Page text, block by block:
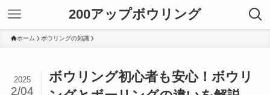
200アップボウリング
ホーム ボウリングの知識
ボウリング初心者も安心！ボウリ
2025
2/04